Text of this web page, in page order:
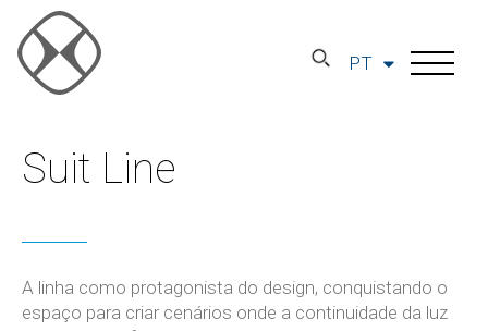
PT
Suit Line
A linha como protagonista do design, conquistando o
espaço para criar cenários onde a continuidade da luz